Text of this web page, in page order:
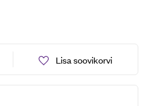
Lisa soovikorvi